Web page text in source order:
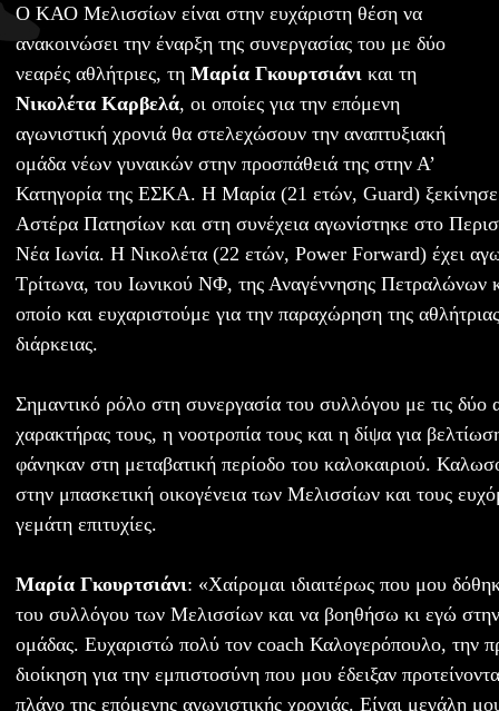
Ο ΚΑΟ Μελισσίων είναι στην ευχάριστη θέση να
ανακοινώσει την έναρξη της συνεργασίας του με δύο
νεαρές αθλήτριες, τη Μαρία Γκουρτσιάνι και τη
Νικολέτα Καρβελά, οι οποίες για την επόμενη
αγωνιστική χρονιά θα στελεχώσουν την αναπτυξιακή
ομάδα νέων γυναικών στην προσπάθειά της στην Α’
Κατηγορία της ΕΣΚΑ. Η Μαρία (21 ετών, Guard)
Αστέρα Πατησίων και στη συνέχεια αγωνίστηκε στο
Νέα Ιωνία. Η Νικολέτα (22 ετών, Power Forward) έχει
Τρίτωνα, του Ιωνικού ΝΦ, της Αναγέννησης Πετραλώνων
οποίο και ευχαριστούμε για την παραχώρηση της
διάρκειας.
Σημαντικό ρόλο στη συνεργασία του συλλόγου με τις δύο
χαρακτήρας τους, η νοοτροπία τους και η δίψα για
φάνηκαν στη μεταβατική περίοδο του καλοκαιριού.
στην μπασκετική οικογένεια των Μελισσίων και τους
γεμάτη επιτυχίες.
Μαρία Γκουρτσιάνι: «Χαίρομαι ιδιαιτέρως που μου
του συλλόγου των Μελισσίων και να βοηθήσω κι εγώ
ομάδας. Ευχαριστώ πολύ τον coach Καλογερόπουλο, την
διοίκηση για την εμπιστοσύνη που μου έδειξαν
πλάνο της επόμενης αγωνιστικής χρονιάς. Είναι μεγάλη